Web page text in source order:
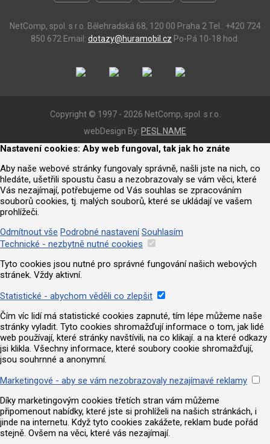
NetComp, spol. s r.o. Bělehradská 68, 120 00 Praha 2 Tel.: +420 724
850 672 Email: dotazy@huramobil.cz Po-Pá 10-18 hod.
Copyright © 1997 - 2026 NetComp, spol. s r.o.
webDesign By: PESL.NAME
Nastavení cookies: Aby web fungoval, tak jak ho znáte
Aby naše webové stránky fungovaly správně, našli jste na nich, co
hledáte, ušetřili spoustu času a nezobrazovaly se vám věci, které
Vás nezajímají, potřebujeme od Vás souhlas se zpracováním
souborů cookies, tj. malých souborů, které se ukládají ve vašem
prohlížeči.
Odmítnout vše Podrobné nastavení Souhlasím
Technické - nezbytně nutné cookies
Tyto cookies jsou nutné pro správné fungování našich webových
stránek. Vždy aktivní.
Statistické - abychom věděli co zlepšit
Čím víc lidí má statistické cookies zapnuté, tím lépe můžeme naše
stránky vyladit. Tyto cookies shromažďují informace o tom, jak lidé
web používají, které stránky navštívili, na co klikají. a na které odkazy
jsi klikla. Všechny informace, které soubory cookie shromažďují,
jsou souhrnné a anonymní.
Marketingové - aby se vám nezobrazovaly nezajímavé reklamy
Díky marketingovým cookies třetích stran vám můžeme
připomenout nabídky, které jste si prohlíželi na našich stránkách, i
jinde na internetu. Když tyto cookies zakážete, reklam bude pořád
stejně. Ovšem na věci, které vás nezajímají.